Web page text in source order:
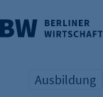
überspringen
Übersicht
Ausbildung
INTERNATIONALE